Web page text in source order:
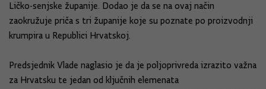
Ličko-senjske županije. Dodao je da se na ovaj način
zaokružuje priča s tri županije koje su poznate po proizvodnji
krumpira u Republici Hrvatskoj.
Predsjednik Vlade naglasio je da je poljoprivreda izrazito važna
za Hrvatsku te jedan od ključnih elemenata